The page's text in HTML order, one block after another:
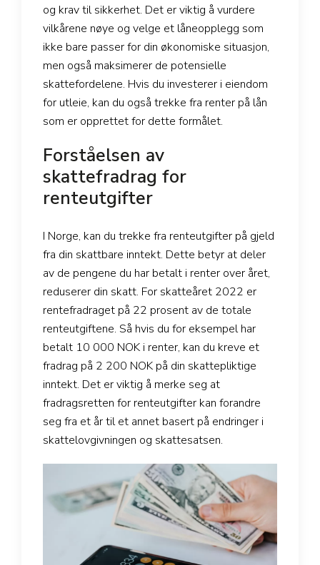
og krav til sikkerhet. Det er viktig å vurdere
vilkårene nøye og velge et låneopplegg som
ikke bare passer for din økonomiske situasjon,
men også maksimerer de potensielle
skattefordelene. Hvis du investerer i eiendom
for utleie, kan du også trekke fra renter på lån
som er opprettet for dette formålet.
Forståelsen av
skattefradrag for
renteutgifter
I Norge, kan du trekke fra renteutgifter på gjeld
fra din skattbare inntekt. Dette betyr at deler
av de pengene du har betalt i renter over året,
reduserer din skatt. For skatteåret 2022 er
rentefradraget på 22 prosent av de totale
renteutgiftene. Så hvis du for eksempel har
betalt 10 000 NOK i renter, kan du kreve et
fradrag på 2 200 NOK på din skattepliktige
inntekt. Det er viktig å merke seg at
fradragsretten for renteutgifter kan forandre
seg fra et år til et annet basert på endringer i
skattelovgivningen og skattesatsen.